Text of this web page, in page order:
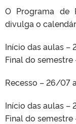
O Programa de
divulga o
Início das aulas
Final do
Recesso – 26/07
Início das aulas
Final do